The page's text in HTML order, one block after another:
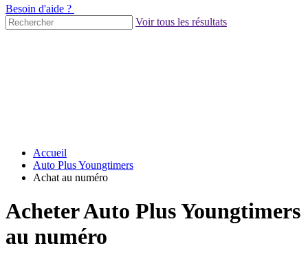
Besoin d'aide ?
Voir tous les résultats
Accueil
Auto Plus Youngtimers
Achat au numéro
Acheter Auto Plus Youngtimers
au numéro